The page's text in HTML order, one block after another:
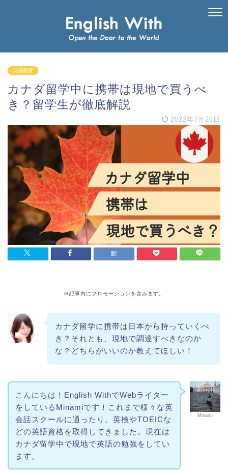
英語留学
カナダ留学中に携帯は現地で買うべ
き？留学生が徹底解説
2022年7月26日
※記事内にプロモーションを含みます。
カナダ留学に携帯は日本から持っていくべ
き？それとも、現地で調達すべきなのか
な？どちらがいいのか教えてほしい！
Minami
こんにちは！English WithでWebライター
をしているMinamiです！これまで様々な英
会話スクールに通ったり、英検やTOEICな
どの英語資格を取得してきました。現在は
カナダ留学中で現地で英語の勉強をしてい
ます。